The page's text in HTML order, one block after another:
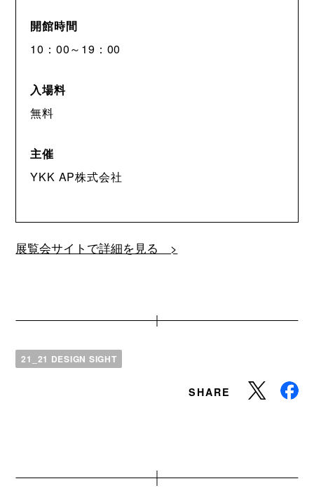
開館時間
10：00～19：00
入場料
無料
主催
YKK AP株式会社
展覧会サイトで詳細を見る >
21_21 DESIGN SIGHT
SHARE